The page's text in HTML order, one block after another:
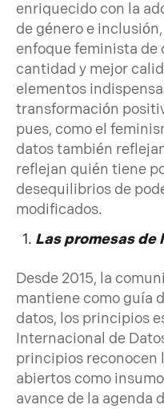
enriquecido con la
de género e
enfoque feminista de
cantidad y mejor
elementos
transformación
pues, como el
datos también
reflejan quién tiene
desequilibrios de
modificados.
Las promesas de
Desde 2015, la
mantiene como guía
datos, los principios
Internacional de
principios reconocen
abiertos como
avance de la agenda